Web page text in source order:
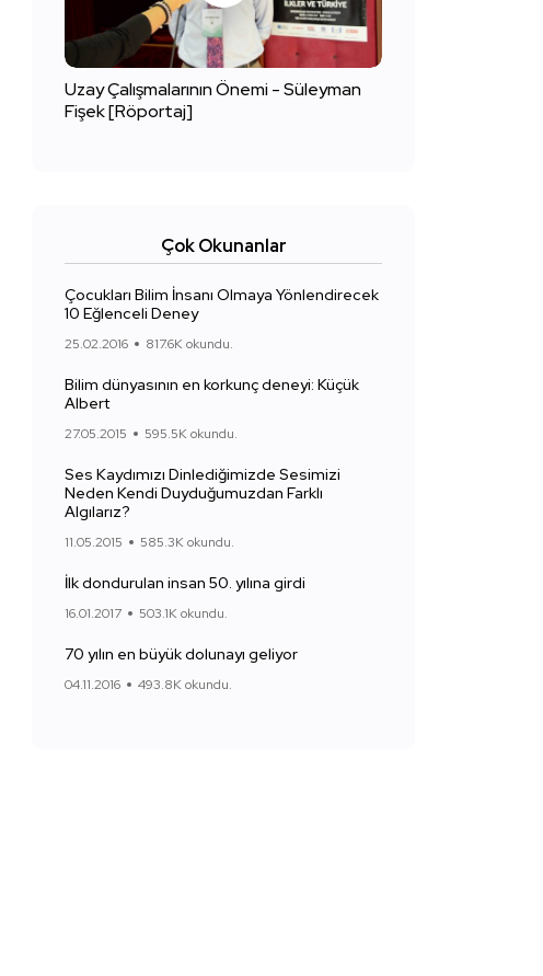
Uzay Çalışmalarının Önemi - Süleyman
Fişek [Röportaj]
Çok Okunanlar
Çocukları Bilim İnsanı Olmaya Yönlendirecek
10 Eğlenceli Deney
25.02.2016 817.6K okundu.
Bilim dünyasının en korkunç deneyi: Küçük
Albert
27.05.2015 595.5K okundu.
Ses Kaydımızı Dinlediğimizde Sesimizi
Neden Kendi Duyduğumuzdan Farklı
Algılarız?
11.05.2015 585.3K okundu.
İlk dondurulan insan 50. yılına girdi
16.01.2017 503.1K okundu.
70 yılın en büyük dolunayı geliyor
04.11.2016 493.8K okundu.